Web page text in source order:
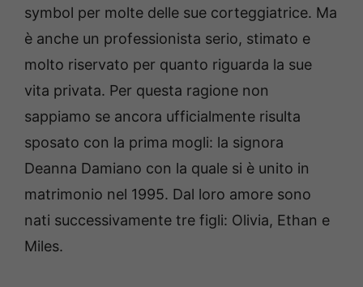
symbol per molte delle sue corteggiatrice. Ma
è anche un professionista serio, stimato e
molto riservato per quanto riguarda la sue
vita privata. Per questa ragione non
sappiamo se ancora ufficialmente risulta
sposato con la prima mogli: la signora
Deanna Damiano con la quale si è unito in
matrimonio nel 1995. Dal loro amore sono
nati successivamente tre figli: Olivia, Ethan e
Miles.